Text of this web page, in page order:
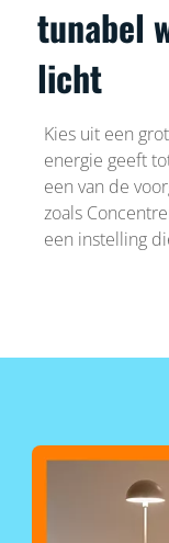
tunabel
licht
Kies uit een
energie geeft
een van de
zoals
een instelling